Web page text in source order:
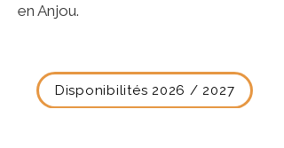
en Anjou.
Disponibilités 2026 / 2027